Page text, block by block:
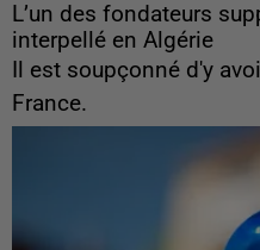
L’un des fondateurs
interpellé en Algérie
Il est soupçonné d'y
France.